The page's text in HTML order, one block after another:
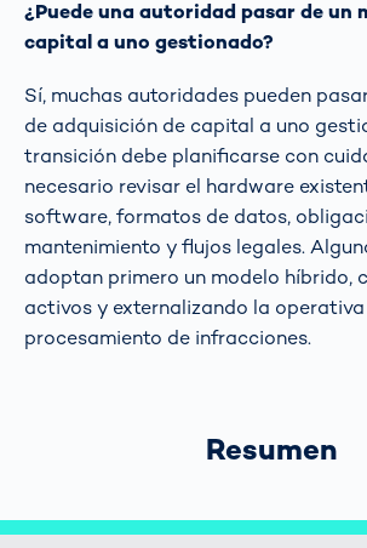
¿Puede una autoridad pasar de un
capital a uno gestionado?
Sí, muchas autoridades pueden
de adquisición de capital a uno
transición debe planificarse con
necesario revisar el hardware
software, formatos de datos,
mantenimiento y flujos legales.
adoptan primero un modelo híbrido,
activos y externalizando la operativa
procesamiento de infracciones.
Resumen